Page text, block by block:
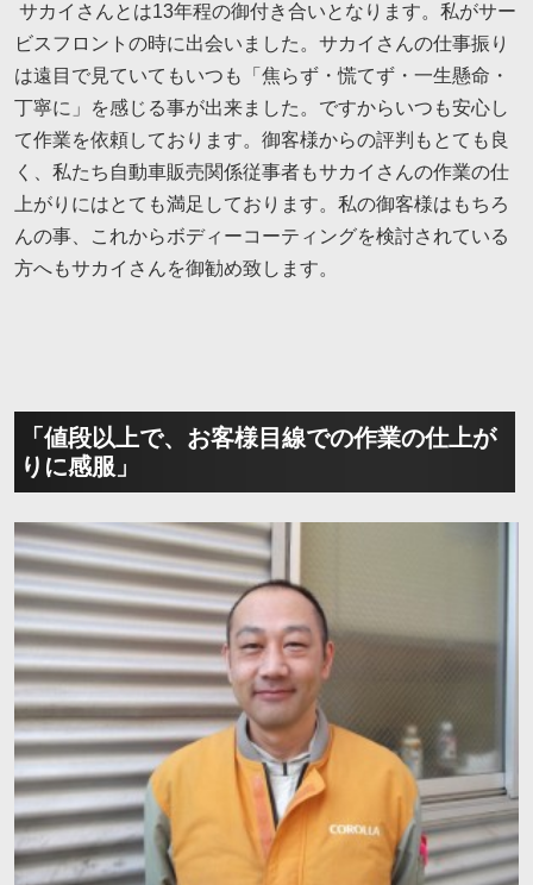
サカイさんとは13年程の御付き合いとなります。私がサー
ビスフロントの時に出会いました。サカイさんの仕事振り
は遠目で見ていてもいつも「焦らず・慌てず・一生懸命・
丁寧に」を感じる事が出来ました。ですからいつも安心し
て作業を依頼しております。御客様からの評判もとても良
く、私たち自動車販売関係従事者もサカイさんの作業の仕
上がりにはとても満足しております。私の御客様はもちろ
んの事、これからボディーコーティングを検討されている
方へもサカイさんを御勧め致します。
「値段以上で、お客様目線での作業の仕上が
りに感服」